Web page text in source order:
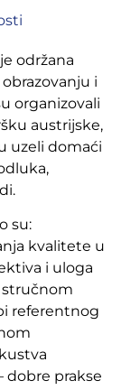
održana
i
organizovali
austrijske,
uzeli domaći
su:
kvalitete u
i uloga
stručnom
referentnog
dobre prakse